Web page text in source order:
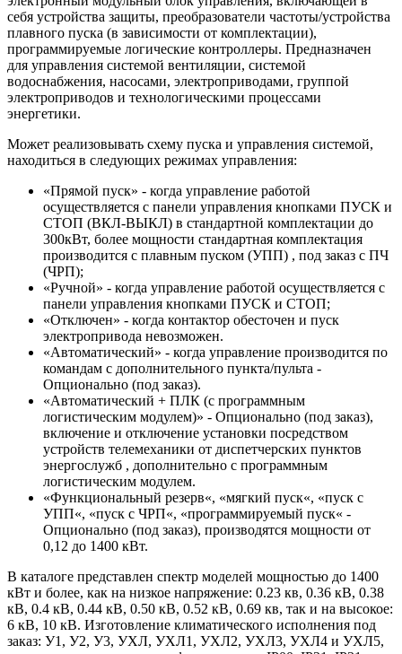
себя устройства защиты, преобразователи частоты/устройства
плавного пуска (в зависимости от комплектации),
программируемые логические контроллеры. Предназначен
для управления системой вентиляции, системой
водоснабжения, насосами, электроприводами, группой
электроприводов и технологическими процессами
энергетики.
Может реализовывать схему пуска и управления системой,
находиться в следующих режимах управления:
«Прямой пуск» - когда управление работой
осуществляется с панели управления кнопками ПУСК и
СТОП (ВКЛ-ВЫКЛ) в стандартной комплектации до
300кВт, более мощности стандартная комплектация
производится с плавным пуском (УПП) , под заказ с ПЧ
(ЧРП);
«Ручной» - когда управление работой осуществляется с
панели управления кнопками ПУСК и СТОП;
«Отключен» - когда контактор обесточен и пуск
электропривода невозможен.
«Автоматический» - когда управление производится по
командам с дополнительного пункта/пульта -
Опционально (под заказ).
«Автоматический + ПЛК (с программным
логистическим модулем)» - Опционально (под заказ),
включение и отключение установки посредством
устройств телемеханики от диспетчерских пунктов
энергослужб , дополнительно с программным
логистическим модулем.
«Функциональный резерв«, «мягкий пуск«, «пуск с
УПП«, «пуск с ЧРП«, «программируемый пуск« -
Опционально (под заказ), производятся мощности от
0,12 до 1400 кВт.
В каталоге представлен спектр моделей мощностью до 1400
кВт и более, как на низкое напряжение: 0.23 кв, 0.36 кВ, 0.38
кВ, 0.4 кВ, 0.44 кВ, 0.50 кВ, 0.52 кВ, 0.69 кв, так и на высокое:
6 кВ, 10 кВ. Изготовление климатического исполнения под
заказ: У1, У2, У3, УХЛ, УХЛ1, УХЛ2, УХЛ3, УХЛ4 и УХЛ5,